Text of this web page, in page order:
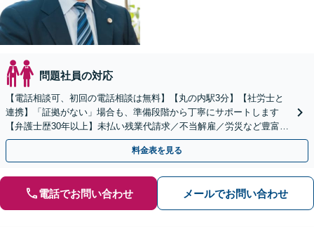
問題社員の対応
【電話相談可、初回の電話相談は無料】【丸の内駅3分】【社労士と
連携】「証拠がない」場合も、準備段階から丁寧にサポートします
【弁護士歴30年以上】未払い残業代請求／不当解雇／労災など豊富な
実績あり！労使双方の対応可能です【夜間休日対応】
料金表を見る
電話でお問い合わせ メールでお問い合わせ